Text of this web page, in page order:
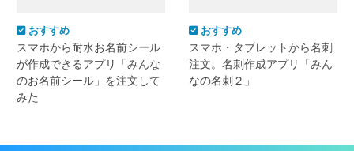
おすすめ
スマホから耐水お名前シール
が作成できるアプリ「みんな
のお名前シール」を注文して
みた
おすすめ
スマホ・タブレットから名刺
注文。名刺作成アプリ「みん
なの名刺２」